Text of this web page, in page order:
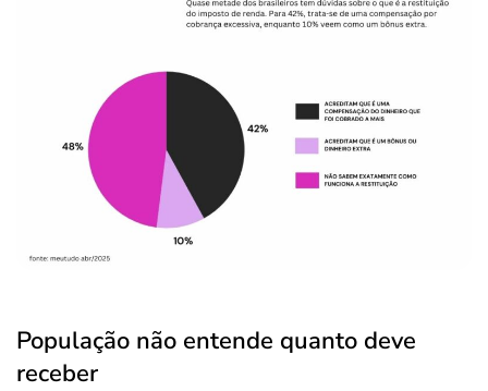
População não entende quanto deve
receber